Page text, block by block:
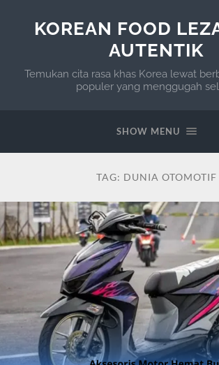
KOREAN FOOD
AUTENTIK
Temukan cita rasa khas Korea lewat
populer yang menggugah
SHOW MENU
TAG: DUNIA OTOMOTIF